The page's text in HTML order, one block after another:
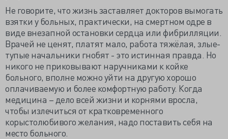
Не говорите, что жизнь заставляет докторов вымогать
взятки у больных, практически, на смертном одре в
виде внезапной остановки сердца или фибрилляции.
Врачей не ценят, платят мало, работа тяжёлая, злые-
тупые начальники гнобят - это истинная правда. Но
никого не приковывают наручниками к койке
больного, вполне можно уйти на другую хорошо
оплачиваемую и более комфортную работу. Когда
медицина – дело всей жизни и корнями вросла,
чтобы излечиться от кратковременного
корыстолюбивого желания, надо поставить себя на
место больного.